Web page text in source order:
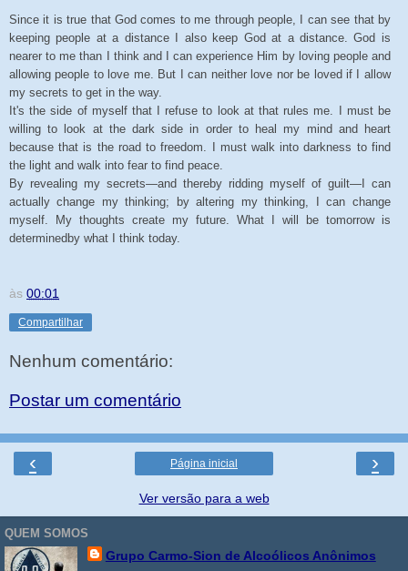
Since it is true that God comes to me through people, I can see that by
keeping people at a distance I also keep God at a distance. God is
nearer to me than I think and I can experience Him by loving people and
allowing people to love me. But I can neither love nor be loved if I allow
my secrets to get in the way.
It's the side of myself that I refuse to look at that rules me. I must be
willing to look at the dark side in order to heal my mind and heart
because that is the road to freedom. I must walk into darkness to find
the light and walk into fear to find peace.
By revealing my secrets—and thereby ridding myself of guilt—I can
actually change my thinking; by altering my thinking, I can change
myself. My thoughts create my future. What I will be tomorrow is
determinedby what I think today.
às 00:01
Compartilhar
Nenhum comentário:
Postar um comentário
‹ ›
Página inicial
Ver versão para a web
QUEM SOMOS
Grupo Carmo-Sion de Alcoólicos Anônimos